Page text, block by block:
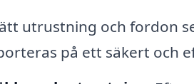
utrustning och fordon
på ett säkert och